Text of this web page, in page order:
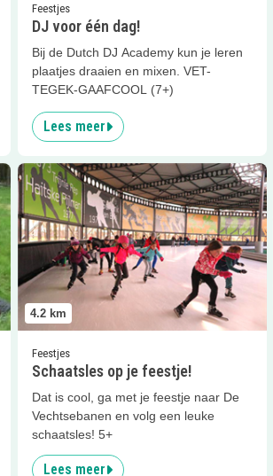
Feestjes
DJ voor één dag!
Bij de Dutch DJ Academy kun je leren
plaatjes draaien en mixen. VET-
TEGEK-GAAFCOOL (7+)
Lees meer
4.2 km
Feestjes
Schaatsles op je feestje!
Dat is cool, ga met je feestje naar De
Vechtsebanen en volg een leuke
schaatsles! 5+
Lees meer
Lees meer Schaatsles op je feestje!